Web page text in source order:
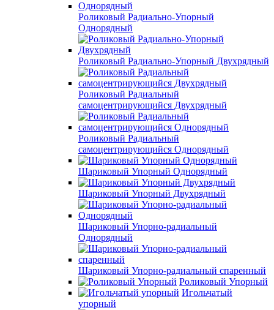
Роликовый Радиально-Упорный
Однорядный
Роликовый Радиально-Упорный Двухрядный
Роликовый Радиальный
самоцентрирующийся Двухрядный
Роликовый Радиальный
самоцентрирующийся Однорядный
Шариковый Упорный Однорядный
Шариковый Упорный Двухрядный
Шариковый Упорно-радиальный
Однорядный
Шариковый Упорно-радиальный спаренный
Роликовый Упорный
Игольчатый
упорный